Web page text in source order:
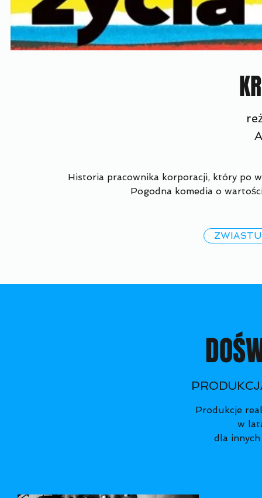
Historia pracownika korporacji, który po
Pogodna komedia o
Produkcje
w
dla